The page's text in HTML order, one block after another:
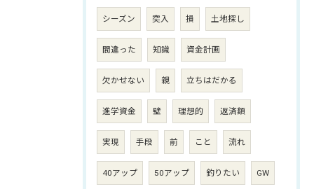
シーズン 突入 損 土地探し
間違った 知識 資金計画
欠かせない 親 立ちはだかる
進学資金 壁 理想的 返済額
実現 手段 前 こと 流れ
40アップ 50アップ 釣りたい GW